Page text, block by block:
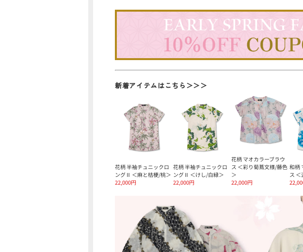
新着アイテムはこちら＞＞＞